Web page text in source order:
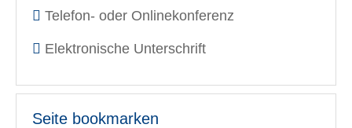
Telefon- oder Onlinekonferenz
Elektronische Unterschrift
Seite bookmarken